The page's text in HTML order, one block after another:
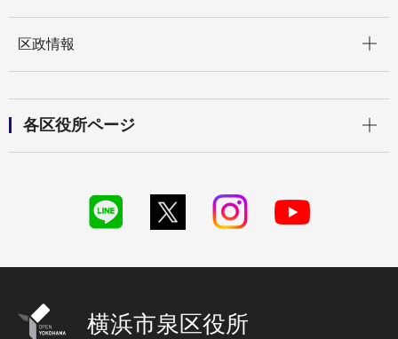
区政情報
各区役所ページ
横浜市泉区役所